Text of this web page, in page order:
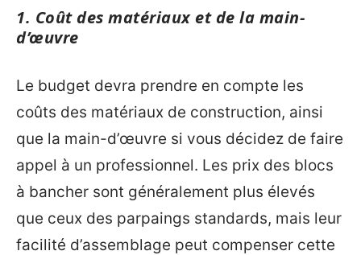
1. Coût des matériaux et de la main-
d’œuvre
Le budget devra prendre en compte les
coûts des matériaux de construction, ainsi
que la main-d’œuvre si vous décidez de faire
appel à un professionnel. Les prix des blocs
à bancher sont généralement plus élevés
que ceux des parpaings standards, mais leur
facilité d’assemblage peut compenser cette